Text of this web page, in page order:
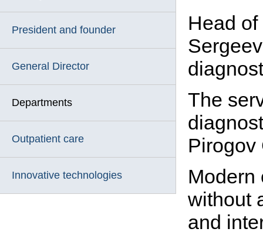
President and founder
General Director
Departments
Outpatient care
Innovative technologies
Head
The
Pirogov
Modern
without
and